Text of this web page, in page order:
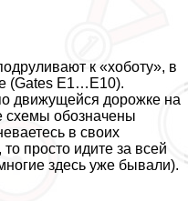
к «хоботу», в
(Gates E1…E10).
движущейся дорожке на
схемы обозначены
в своих
то просто идите за всей
здесь уже бывали).